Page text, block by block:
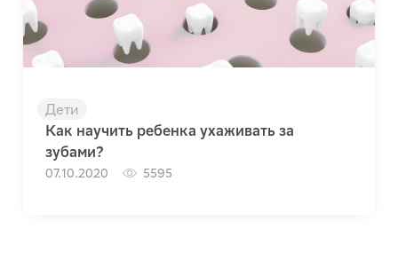
Дети
Как научить ребенка ухаживать за
зубами?
07.10.2020 5595